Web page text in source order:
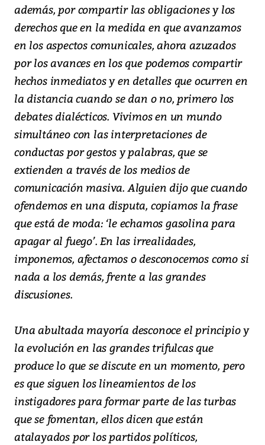
además, por compartir las obligaciones y los
derechos que en la medida en que avanzamos
en los aspectos comunicales, ahora azuzados
por los avances en los que podemos compartir
hechos inmediatos y en detalles que ocurren en
la distancia cuando se dan o no, primero los
debates dialécticos. Vivimos en un mundo
simultáneo con las interpretaciones de
conductas por gestos y palabras, que se
extienden a través de los medios de
comunicación masiva. Alguien dijo que cuando
ofendemos en una disputa, copiamos la frase
que está de moda: ‘le echamos gasolina para
apagar al fuego’. En las irrealidades,
imponemos, afectamos o desconocemos como si
nada a los demás, frente a las grandes
discusiones.
Una abultada mayoría desconoce el principio y
la evolución en las grandes trifulcas que
produce lo que se discute en un momento, pero
es que siguen los lineamientos de los
instigadores para formar parte de las turbas
que se fomentan, ellos dicen que están
atalayados por los partidos políticos,